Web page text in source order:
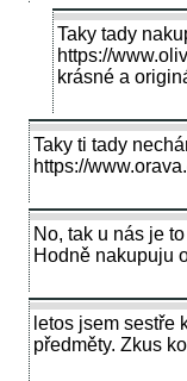
Taky tady
https://
krásné a
Taky ti tady
https://
No, tak u nás je
Hodně nakupuju
letos jsem sestře
předměty. Zkus